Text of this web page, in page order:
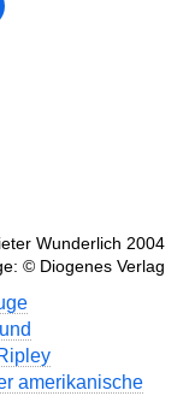
Wunderlich 2004
© Diogenes Verlag
amerikanische